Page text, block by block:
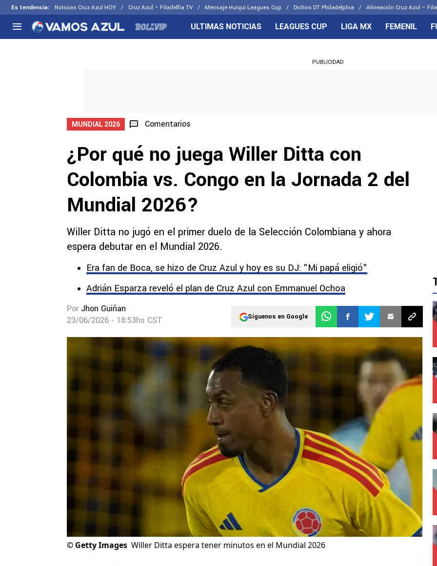
Es tendencia: Noticias Cruz Azul HOY Cruz Azul – Filadelfia TV Mensaje Huiqui Leagues Cup Dichos DT Philadelphia Alineación Cruz Azul –
Selección Mexicana
CELESTES
ULTIMAS NOTICIAS LEAGUES CUP LIGA MX FEMENIL
PUBLICIDAD
MUNDIAL 2026 Comentarios
¿Por qué no juega Willer Ditta con
Colombia vs. Congo en la Jornada 2 del
Mundial 2026?
Willer Ditta no jugó en el primer duelo de la Selección Colombiana y ahora
espera debutar en el Mundial 2026.
Era fan de Boca, se hizo de Cruz Azul y hoy es su DJ: "Mi papá eligió"
Adrián Esparza reveló el plan de Cruz Azul con Emmanuel Ochoa
Por Jhon Guiñan
23/06/2026 - 18:53hs CST
Síguenos en Google
© Getty Images Willer Ditta espera tener minutos en el Mundial 2026